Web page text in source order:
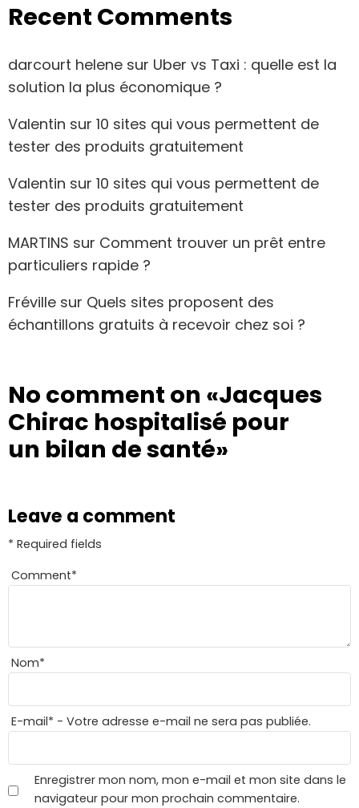
Recent Comments
darcourt helene sur Uber vs Taxi : quelle est la
solution la plus économique ?
Valentin sur 10 sites qui vous permettent de
tester des produits gratuitement
Valentin sur 10 sites qui vous permettent de
tester des produits gratuitement
MARTINS sur Comment trouver un prêt entre
particuliers rapide ?
Fréville sur Quels sites proposent des
échantillons gratuits à recevoir chez soi ?
No comment on «Jacques
Chirac hospitalisé pour
un bilan de santé»
Leave a comment
* Required fields
Comment*
Nom*
E-mail* - Votre adresse e-mail ne sera pas publiée.
Enregistrer mon nom, mon e-mail et mon site dans le
navigateur pour mon prochain commentaire.